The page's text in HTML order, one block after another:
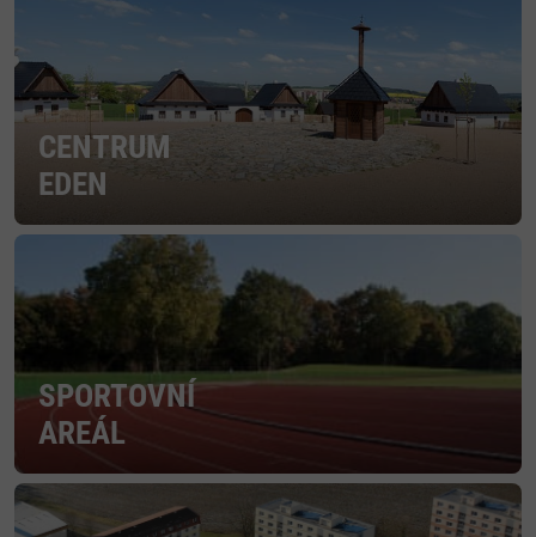
CENTRUM
EDEN
SPORTOVNÍ
AREÁL